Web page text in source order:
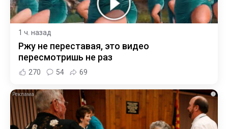
1 ч. назад
Ржу не переставая, это видео
пересмотришь не раз
270 54 69
i